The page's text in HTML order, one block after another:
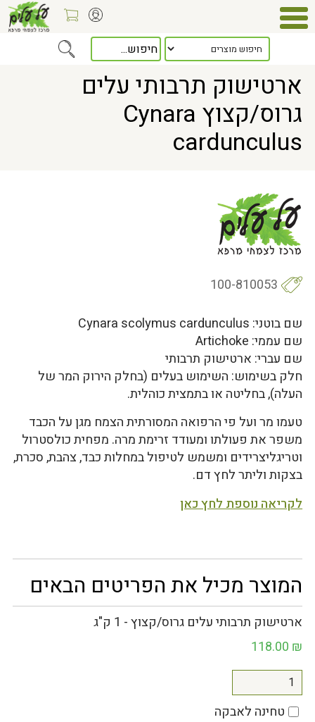
> ארטישוק תרבותי עלים גרוס/קצוץ Cynara cardunculus
ארטישוק תרבותי עלים
גרוס/קצוץ Cynara
cardunculus
100-810053
שם בוטני: Cynara scolymus cardunculus
שם עממי: Artichoke
שם עברי: ארטישוק תרבותי
חלק בשימוש: השימוש בעלים (בחלק הירוק המר של
העלה), בחליטה או בתמצית כוהלית.
טעמו מר ועל פי הרפואה המסורתית הצמח מגן על הכבד
משפר את פעולתו ומעודד זרימת מרה. מפחית כולסטרול
וטריגליצרידים ומשמש לטיפול במחלות כבד, צהבת, סכרת,
בצקות וליתר לחץ דם.
לקריאה נוספת לחץ כאן
המוצר מכיל את הפריטים הבאים
ארטישוק תרבותי עלים גרוס/קצוץ - 1 ק"ג
118.00 ₪
טחינה לאבקה